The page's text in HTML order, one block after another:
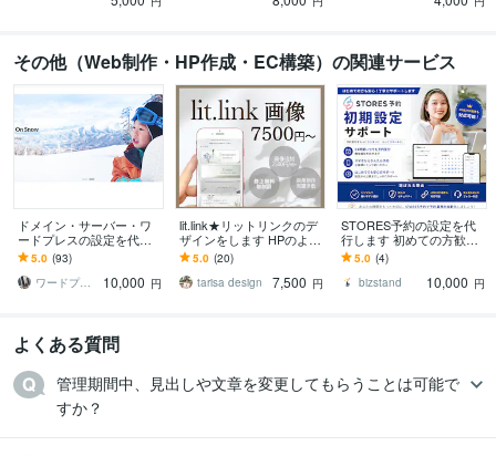
その他（Web制作・HP作成・EC構築）の関連サービス
ドメイン・サーバー・ワ
ードプレスの設定を代行
します 自分で１から作成
したいが設定が複雑でで
きない方にオススメ！！
5.0 (93)
ワードプレスPro
10,000 円
lit.link★リットリンクのデ
ザインをします HPのよう
な魅力のあるlit.linkにしま
せんか？
5.0 (20)
tarisa design
7,500 円
STORES予約の設定を代
行します 初めての方歓迎
｜予約ページ公開までサ
ポートします
5.0 (4)
bizstand
10,000 円
よくある質問
管理期間中、見出しや文章を変更してもらうことは可能で
すか？